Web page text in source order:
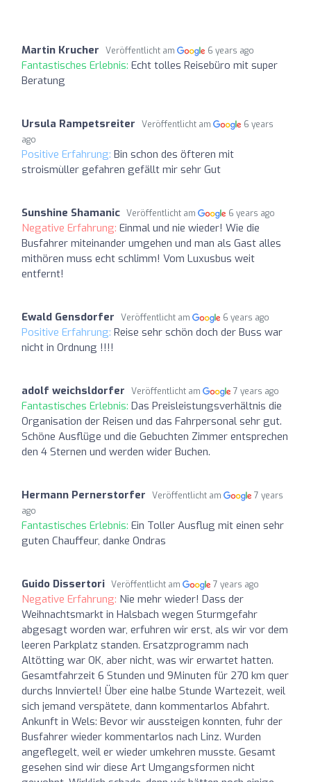
Martin Krucher Veröffentlicht am 6 years ago
Fantastisches Erlebnis: Echt tolles Reisebüro mit super
Beratung
Ursula Rampetsreiter Veröffentlicht am
6 years
ago
Positive Erfahrung: Bin schon des öfteren mit
stroismùller gefahren gefällt mir sehr Gut
Sunshine Shamanic Veröffentlicht am 6 years ago
Negative Erfahrung: Einmal und nie wieder! Wie die
Busfahrer miteinander umgehen und man als Gast alles
mithören muss echt schlimm! Vom Luxusbus weit
entfernt!
Ewald Gensdorfer Veröffentlicht am 6 years ago
Positive Erfahrung: Reise sehr schön doch der Buss war
nicht in Ordnung !!!!
adolf weichsldorfer Veröffentlicht am 7 years ago
Fantastisches Erlebnis: Das Preisleistungsverhältnis die
Organisation der Reisen und das Fahrpersonal sehr gut.
Schöne Ausflüge und die Gebuchten Zimmer entsprechen
den 4 Sternen und werden wider Buchen.
Hermann Pernerstorfer Veröffentlicht am
7 years
ago
Fantastisches Erlebnis: Ein Toller Ausflug mit einen sehr
guten Chauffeur, danke Ondras
Guido Dissertori Veröffentlicht am 7 years ago
Negative Erfahrung: Nie mehr wieder! Dass der
Weihnachtsmarkt in Halsbach wegen Sturmgefahr
abgesagt worden war, erfuhren wir erst, als wir vor dem
leeren Parkplatz standen. Ersatzprogramm nach
Altötting war OK, aber nicht, was wir erwartet hatten.
Gesamtfahrzeit 6 Stunden und 9Minuten für 270 km quer
durchs Innviertel! Über eine halbe Stunde Wartezeit, weil
sich jemand verspätete, dann kommentarlos Abfahrt.
Ankunft in Wels: Bevor wir aussteigen konnten, fuhr der
Busfahrer wieder kommentarlos nach Linz. Wurden
angeflegelt, weil er wieder umkehren musste. Gesamt
gesehen sind wir diese Art Umgangsformen nicht